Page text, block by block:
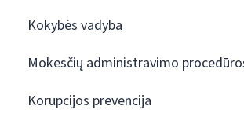
Kokybės vadyba
Mokesčių administravimo
Korupcijos prevencija